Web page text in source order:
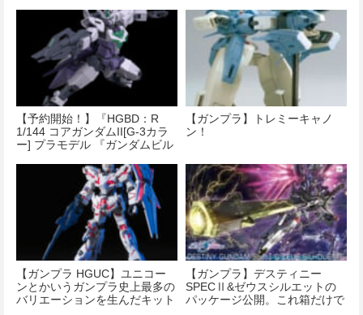
【予約開始！】『HGBD：R
1/144 コアガンダムII[G-3カラ
ー] プラモデル 『ガンダムビル
【ガンプラ】トレミーキャノ
ン！
【ガンプラ HGUC】ユニコー
ンとかいうガンプラ史上最多の
バリエーションを生んだキット
【ガンプラ】デスティニー
SPECⅡ&ゼウスシルエットの
パッケージ公開。これ箱だけで